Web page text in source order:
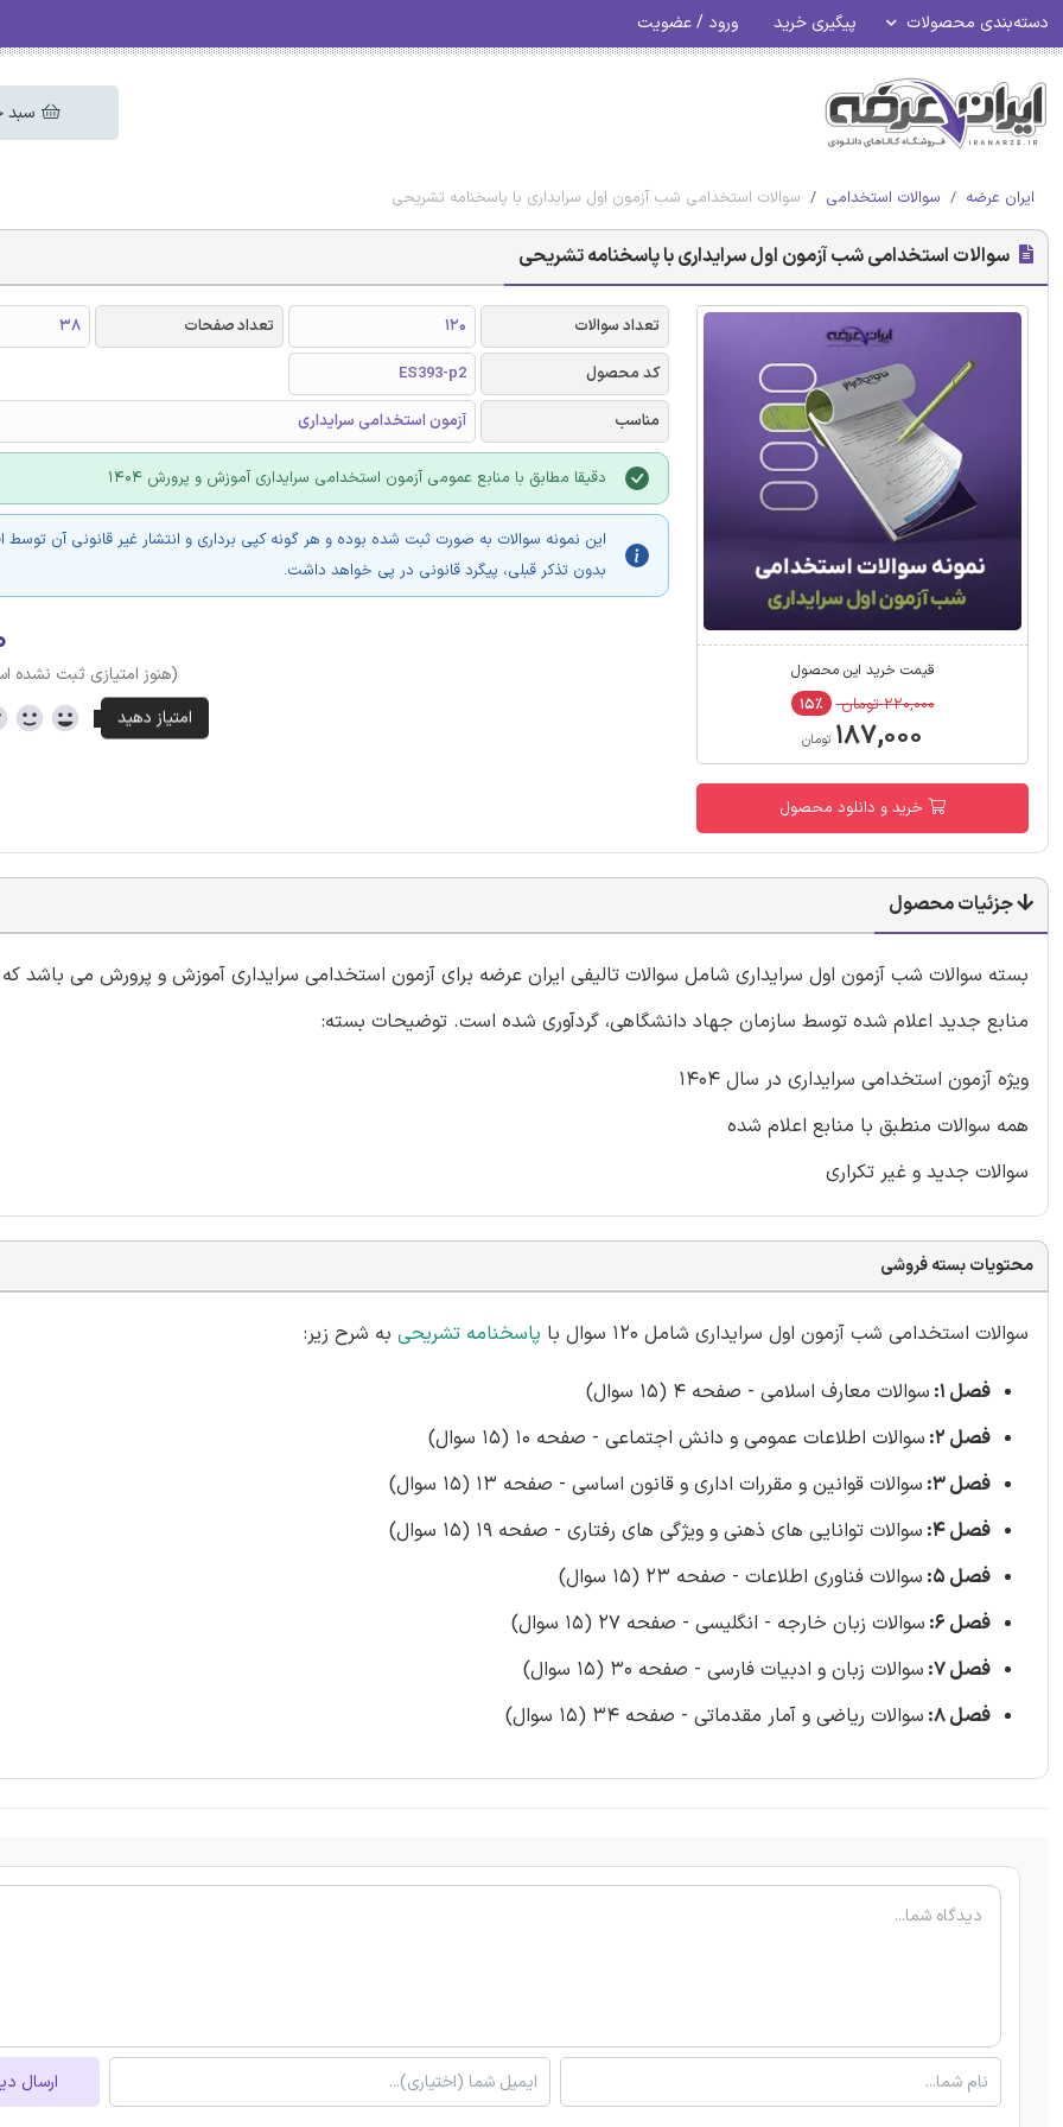
دسته‌بندی محصولات پیگیری خرید ورود / عضویت
سبد
ایران عرضه سوالات استخدامی سوالات استخدامی شب آزمون اول سرایداری با پاسخنامه تشریحی
سوالات استخدامی شب آزمون اول سرایداری با پاسخنامه تشریحی
قیمت خرید این محصول
۲۲۰,۰۰۰ تومان ۱۵٪
۱۸۷,۰۰۰ تومان
خرید و دانلود محصول
تعداد سوالات 120 تعداد صفحات
38
کد محصول
ES393-p2
مناسب
آزمون استخدامی سرایداری
دقیقا مطابق با منابع عمومی آزمون استخدامی سرایداری آموزش و پرورش 1404
این نمونه سوالات به صورت ثبت شده بوده و هر گونه کپی برداری و انتشار غیر قانونی آن توسط
بدون تذکر قبلی، پیگرد قانونی در پی خواهد داشت.
(هنوز امتیازی ثبت نشده
جزئیات محصول
بسته سوالات شب آزمون اول سرایداری شامل سوالات تالیفی ایران عرضه برای آزمون استخدامی سرایداری آموزش و پرورش می باشد
منابع جدید اعلام شده توسط سازمان جهاد دانشگاهی، گردآوری شده است. توضیحات بسته:
ویژه آزمون استخدامی سرایداری در سال 1404
همه سوالات منطبق با منابع اعلام شده
سوالات جدید و غیر تکراری
محتویات بسته فروشی
سوالات استخدامی شب آزمون اول سرایداری شامل 120 سوال با پاسخنامه تشریحی به شرح زیر:
فصل 1:
سوالات معارف اسلامی - صفحه 4 (15 سوال)
فصل 2:
سوالات اطلاعات عمومی و دانش اجتماعی - صفحه 10 (15 سوال)
فصل 3:
سوالات قوانین و مقررات اداری و قانون اساسی - صفحه 13 (15 سوال)
فصل 4:
سوالات توانایی های ذهنی و ویژگی های رفتاری - صفحه 19 (15 سوال)
فصل 5:
سوالات فناوری اطلاعات - صفحه 23 (15 سوال)
فصل 6:
سوالات زبان خارجه - انگلیسی - صفحه 27 (15 سوال)
فصل 7:
سوالات زبان و ادبیات فارسی - صفحه 30 (15 سوال)
فصل 8:
سوالات ریاضی و آمار مقدماتی - صفحه 34 (15 سوال)
ارسال